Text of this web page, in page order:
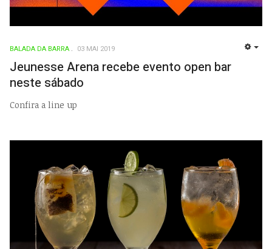
BALADA DA BARRA 03 MAI 2019
Jeunesse Arena recebe evento open bar
neste sábado
Confira a line up